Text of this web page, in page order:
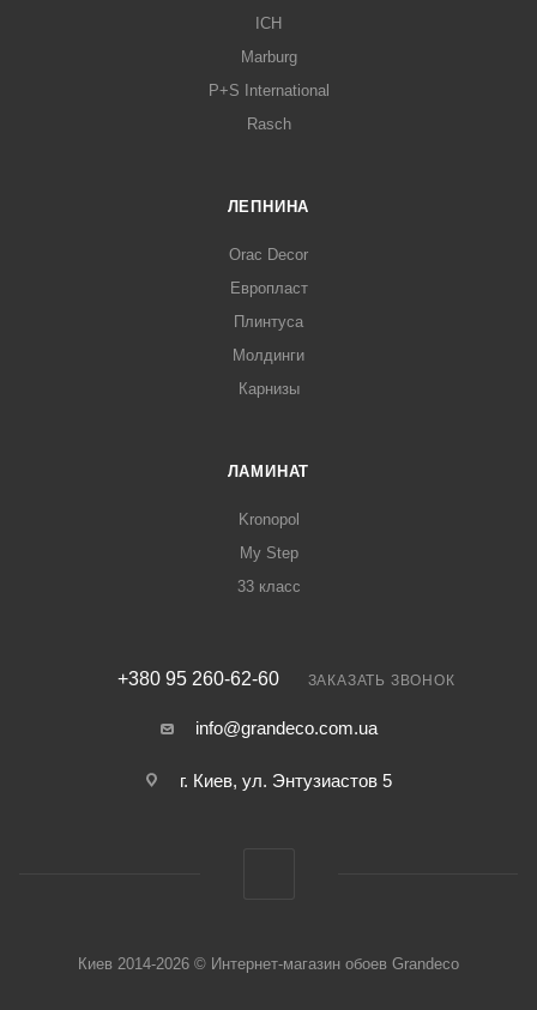
ICH
Marburg
P+S International
Rasch
ЛЕПНИНА
Orac Decor
Европласт
Плинтуса
Молдинги
Карнизы
ЛАМИНАТ
Kronopol
My Step
33 класс
+380 95 260-62-60 ЗАКАЗАТЬ ЗВОНОК
info@grandeco.com.ua
г. Киев, ул. Энтузиастов 5
Киев 2014-2026 © Интернет-магазин обоев Grandeco